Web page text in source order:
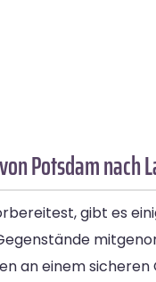
Potsdam nach
gibt es
an einem